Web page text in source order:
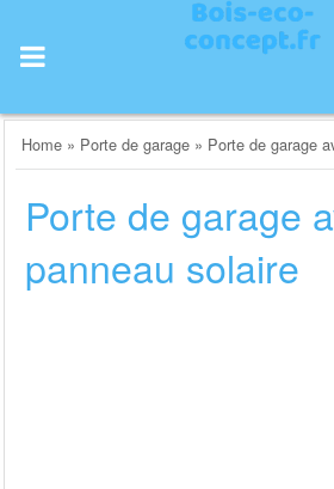
content
Home » Porte de garage » Porte de garage
Porte de garage
panneau solaire